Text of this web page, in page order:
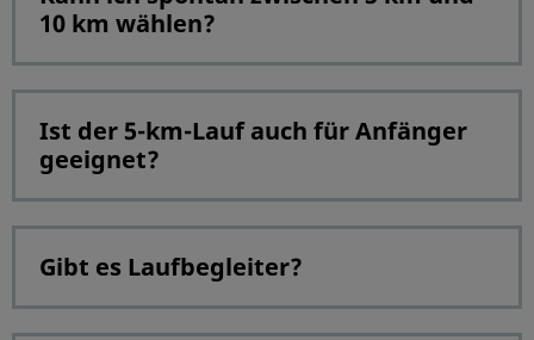
10 km wählen?
Ist der 5-km-Lauf auch für Anfänger
geeignet?
Gibt es Laufbegleiter?